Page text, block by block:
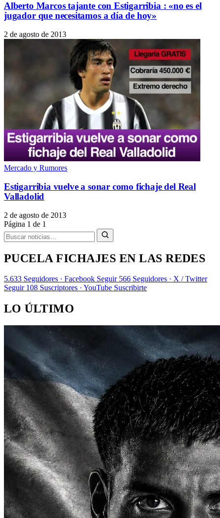
Alberto Marcos tajante con Estigarribia : «no es el
jugador que necesitamos a día de hoy»
2 de agosto de 2013
Mercado y Rumores
Estigarribia vuelve a sonar como fichaje del Real
Valladolid
2 de agosto de 2013
Página 1 de 1
PUCELA FICHAJES EN LAS REDES
5.633 Seguidores · Facebook Seguir 566 Seguidores · X / Twitter
Seguir 108 Suscriptores · YouTube Suscribirte
LO ÚLTIMO